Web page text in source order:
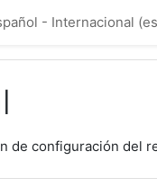
- Internacional
de configuración del